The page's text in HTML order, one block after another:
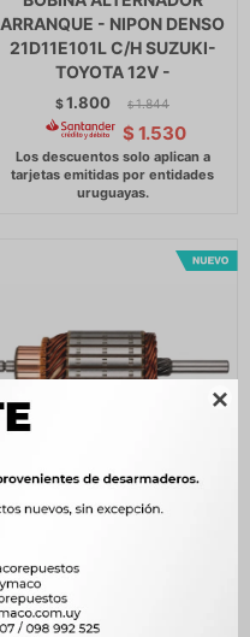

ARRANQUE - NIPON DENSO
21D11E101L C/H SUZUKI-
TOYOTA 12V -
$1.800 $ 1.844
$ 1.530
BOBINA ALTERNADOR
GOL G5 POLO VALEO 10E
21D 160L DUNCAN
$1.900